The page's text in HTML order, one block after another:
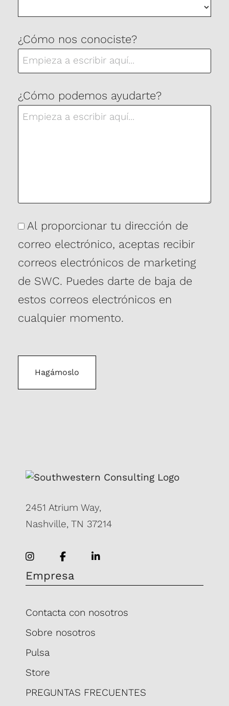
¿Cómo nos conociste?
¿Cómo podemos ayudarte?
Consentimiento
Al proporcionar tu dirección de
correo electrónico, aceptas recibir
correos electrónicos de marketing
de SWC. Puedes darte de baja de
estos correos electrónicos en
cualquier momento.
2451 Atrium Way,
Nashville, TN 37214
Empresa
Contacta con nosotros
Sobre nosotros
Pulsa
Store
PREGUNTAS FRECUENTES